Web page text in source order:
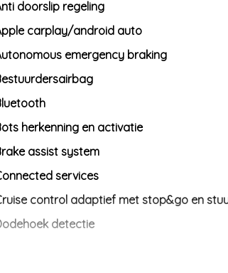
doorslip regeling
carplay/android auto
emergency braking
herkenning en activatie
assist system
services
control adaptief met stop&go en
detectie